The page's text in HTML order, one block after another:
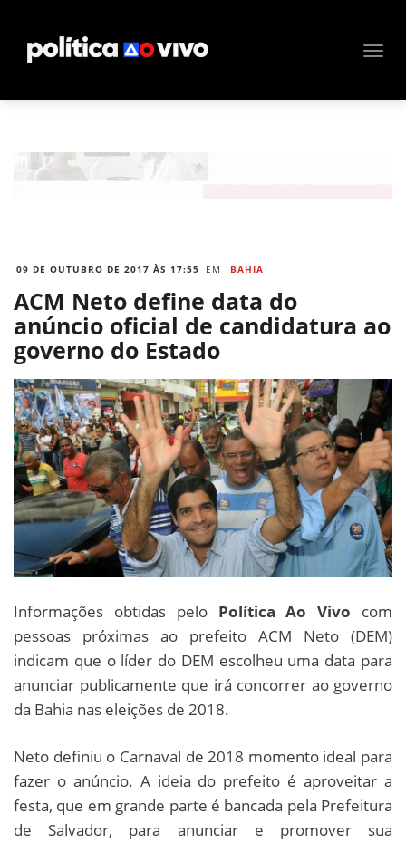
09 DE OUTUBRO DE 2017 ÀS 17:55 EM BAHIA
ACM Neto define data do
anúncio oficial de candidatura ao
governo do Estado
Informações obtidas pelo Política Ao Vivo com
pessoas próximas ao prefeito ACM Neto (DEM)
indicam que o líder do DEM escolheu uma data para
anunciar publicamente que irá concorrer ao governo
da Bahia nas eleições de 2018.
Neto definiu o Carnaval de 2018 momento ideal para
fazer o anúncio. A ideia do prefeito é aproveitar a
festa, que em grande parte é bancada pela Prefeitura
de Salvador, para anunciar e promover sua